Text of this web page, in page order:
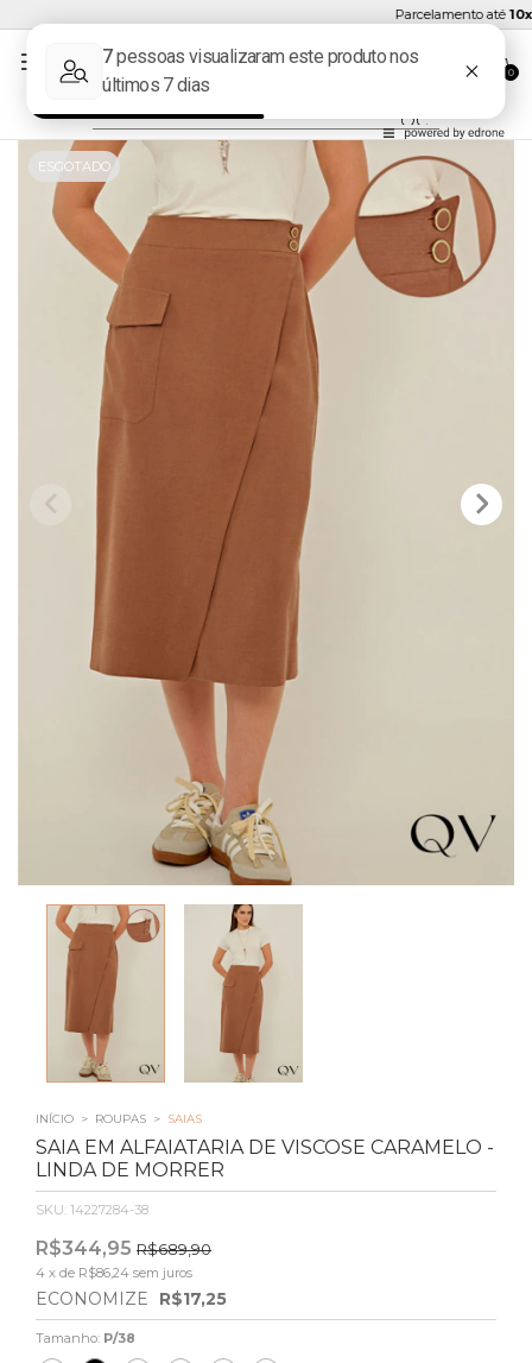
Parcelamento até10x
0
ESGOTADO
INÍCIO > ROUPAS > SAIAS
SAIA EM ALFAIATARIA DE VISCOSE CARAMELO -
LINDA DE MORRER
SKU: 14227284-38
R$344,95 R$689,90
4 x de R$86,24 sem juros
ECONOMIZE R$17,25
Tamanho: P/38